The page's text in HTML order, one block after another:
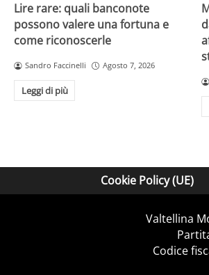
Lire rare: quali banconote
possono valere una fortuna e
come riconoscerle
Sandro Faccinelli Agosto 7, 2026
Leggi di più
Cookie Policy (UE)
Valtellina
Codice